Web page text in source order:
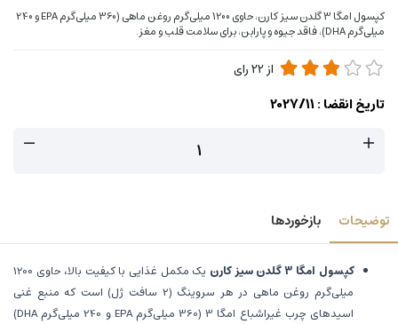
کپسول امگا 3 گلدن سیز کارن، حاوی 1200 میلی‌گرم روغن ماهی (360 میلی‌گرم EPA و 240
میلی‌گرم DHA)، فاقد جیوه و پارابن، برای سلامت قلب و مغز.
از22رای
تاریخ انقضا :
توضیحات بازخوردها
کپسول امگا 3 گلدن سیز کارن
یک مکمل غذایی با کیفیت بالا، حاوی 1200
میلی‌گرم روغن ماهی در هر سروینگ (2 سافت ژل) است که منبع غنی
اسیدهای چرب غیراشباع امگا 3 (360 میلی‌گرم EPA و 240 میلی‌گرم DHA)